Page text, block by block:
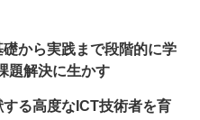
から実践まで段階的に学
題解決に生かす
る高度なICT技術者を育